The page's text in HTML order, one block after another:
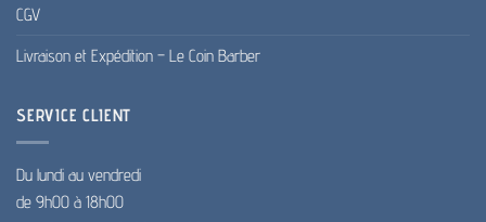
CGV
Livraison et Expédition – Le Coin Barber
SERVICE CLIENT
Du lundi au vendredi
de 9h00 à 18h00